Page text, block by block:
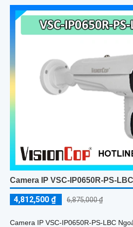
Camera IP VSC-IP0650R-PS-
4,812,500 ₫ 6,875,000 ₫
Camera IP VSC-IP0650R-PS-LBC